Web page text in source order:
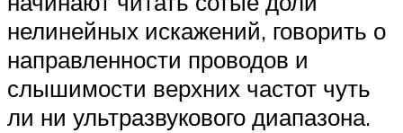
нелинейных искажений, говорить о
направленности проводов и
слышимости верхних частот чуть
ли ни ультразвукового диапазона.